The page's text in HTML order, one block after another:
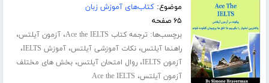
موضوع:کتاب‌های آموزش زبان
۶۵ صفحه
برچسب‌ها: ترجمه کتاب Ace the IELTS ،آزمون آیلتس،
راهنما آیلتس،نکات آموزشی آیلتس،آموزش IELTS ،
آزمون IELTS ،روال امتحان آیلتس،بخش های مختلف
آزمون آیلتس، Ace the IELTS